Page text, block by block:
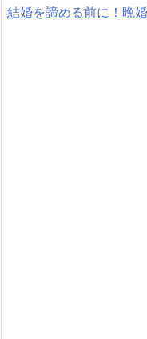
結婚を諦める前に！晩